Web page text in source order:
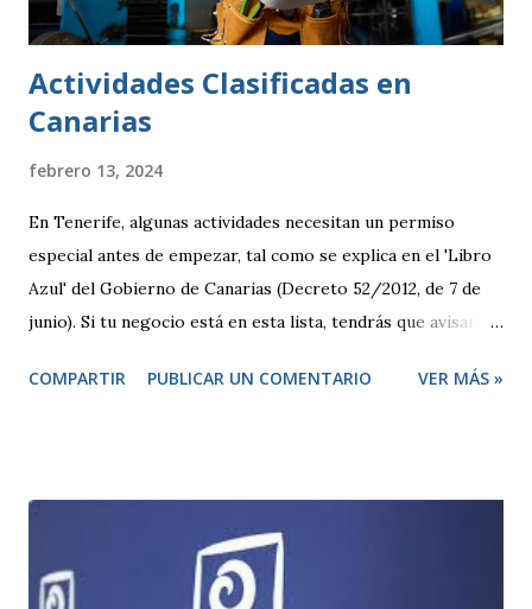
Actividades Clasificadas en
Canarias
febrero 13, 2024
En Tenerife, algunas actividades necesitan un permiso
especial antes de empezar, tal como se explica en el 'Libro
Azul' del Gobierno de Canarias (Decreto 52/2012, de 7 de
junio). Si tu negocio está en esta lista, tendrás que avisar
específica. Por otro lado, hay otras actividades que se
responsable y la documentación necesaria, que te indicarán
en la correspondiente sede electrónica. Para ambos casos,
COMPARTIR PUBLICAR UN COMENTARIO VER MÁS »